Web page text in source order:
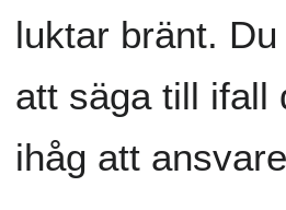
luktar bränt.
att säga till ifall
ihåg att